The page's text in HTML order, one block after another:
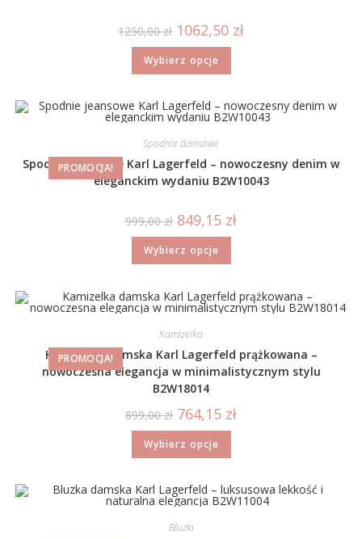
1250,00zł 1062,50 zł
Wybierz opcje
PROMOCJA!
Spodnie dżinsowe
Spodnie jeansowe Karl Lagerfeld – nowoczesny denim w
eleganckim wydaniu B2W10043
999,00zł 849,15 zł
Wybierz opcje
PROMOCJA!
Kamizelka
Kamizelka damska Karl Lagerfeld prążkowana –
nowoczesna elegancja w minimalistycznym stylu
B2W18014
899,00zł 764,15 zł
Wybierz opcje
Bluzki